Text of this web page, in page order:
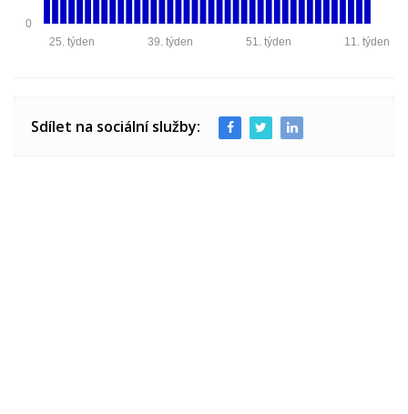
0
11. týden
51. týden
39. týden
25. týden
Sdílet na sociální služby: